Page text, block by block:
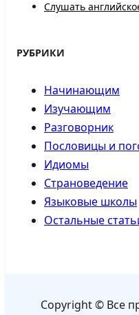
Слушать
РУБРИКИ
Начинающим
Изучающим
Разговорник
Пословицы и
Идиомы
Страноведение
Языковые школы
Остальные
Copyright © Все